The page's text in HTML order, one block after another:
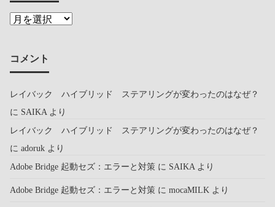
コメント
レイバック ハイブリッド ステアリングが変わったのはなぜ？
に SAIKA より
レイバック ハイブリッド ステアリングが変わったのはなぜ？
に adoruk より
Adobe Bridge 起動セズ：エラーと対策 に SAIKA より
Adobe Bridge 起動セズ：エラーと対策 に mocaMILK より